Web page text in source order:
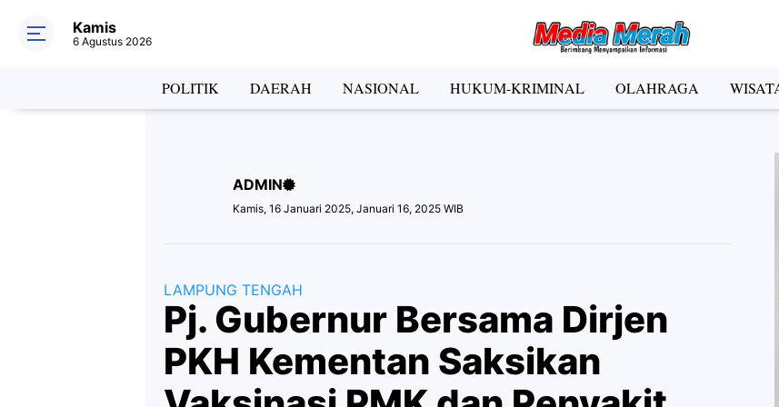
Header Social Media
Facebook
Kamis
6 Agustus 2026
POLITIK DAERAH NASIONAL HUKUM-KRIMINAL OLAHRAGA
ADMIN
Kamis, 16 Januari 2025, Januari 16, 2025 WIB
LAMPUNG TENGAH
Pj. Gubernur Bersama Dirjen
PKH Kementan Saksikan